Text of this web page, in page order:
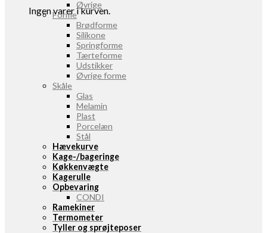
Ingen varer i kurven.
Øvrige
Forme
Brødforme
Silikone
Springforme
Tærteforme
Udstikker
Øvrige forme
Skåle
Glas
Melamin
Plast
Porcelæn
Stål
Hævekurve
Kage-/bageringe
Køkkenvægte
Kagerulle
Opbevaring
CONDI
Ramekiner
Termometer
Tyller og sprøjteposer